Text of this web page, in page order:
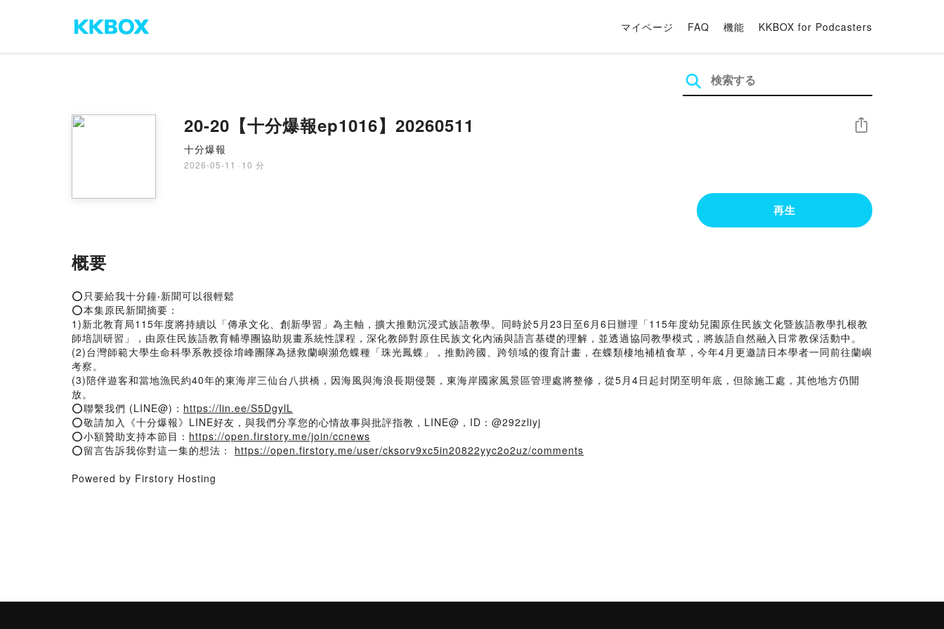
マイページ FAQ 機能 KKBOX for Podcasters
20-20【十分爆報ep1016】20260511
十分爆報
2026-05-11 · 10 分
シェア
再生
概要
⭕只要給我十分鐘‧新聞可以很輕鬆
⭕本集原民新聞摘要：
1)新北教育局115年度將持續以「傳承文化、創新學習」為主軸，擴大推動沉浸式族語教學。同時於5月23日至6月6日辦理「115年度幼兒園原住民族文化暨族語教學扎根教
師培訓研習」，由原住民族語教育輔導團協助規畫系統性課程，深化教師對原住民族文化內涵與語言基礎的理解，並透過協同教學模式，將族語自然融入日常教保活動中。
(2)台灣師範大學生命科學系教授徐堉峰團隊為拯救蘭嶼瀕危蝶種「珠光鳳蝶」，推動跨國、跨領域的復育計畫，在蝶類棲地補植食草，今年4月更邀請日本學者一同前往蘭嶼
考察。
(3)陪伴遊客和當地漁民約40年的東海岸三仙台八拱橋，因海風與海浪長期侵襲，東海岸國家風景區管理處將整修，從5月4日起封閉至明年底，但除施工處，其他地方仍開
放。
⭕聯繫我們 (LINE@)： https://lin.ee/S5DgylL
⭕敬請加入《十分爆報》LINE好友，與我們分享您的心情故事與批評指教，LINE@，ID：@292zliyj
⭕小額贊助支持本節目： https://open.firstory.me/join/ccnews
⭕留言告訴我你對這一集的想法： https://open.firstory.me/user/cksorv9xc5in20822yyc2o2uz/comments
Powered by Firstory Hosting